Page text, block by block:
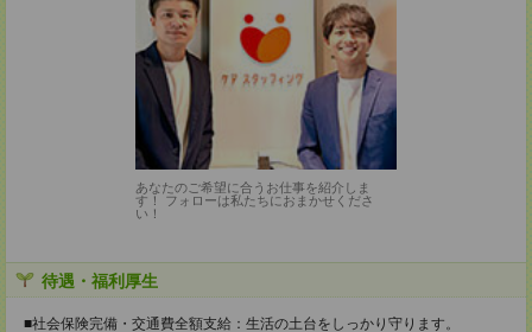
あなたのご希望に合うお仕事を紹介しま
す！ フォローは私たちにおまかせくださ
い！
待遇・福利厚生
■社会保険完備・交通費全額支給：生活の土台をしっかり守ります。